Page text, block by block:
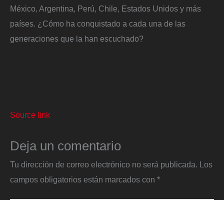
México, Argentina, Perú, Chile, Estados Unidos y más
países. ¿Cómo ha conquistado a cada una de las
generaciones que la han escuchado?
Source link
Deja un comentario
Tu dirección de correo electrónico no será publicada. Los
campos obligatorios están marcados con *